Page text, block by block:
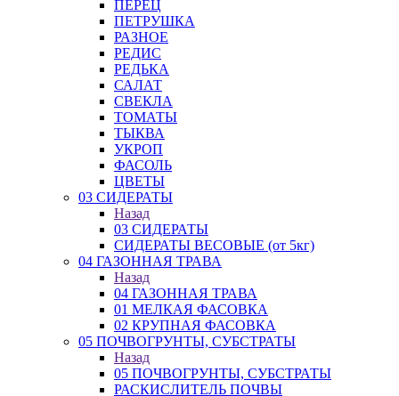
ПЕРЕЦ
ПЕТРУШКА
РАЗНОЕ
РЕДИС
РЕДЬКА
САЛАТ
СВЕКЛА
ТОМАТЫ
ТЫКВА
УКРОП
ФАСОЛЬ
ЦВЕТЫ
03 СИДЕРАТЫ
Назад
03 СИДЕРАТЫ
СИДЕРАТЫ ВЕСОВЫЕ (от 5кг)
04 ГАЗОННАЯ ТРАВА
Назад
04 ГАЗОННАЯ ТРАВА
01 МЕЛКАЯ ФАСОВКА
02 КРУПНАЯ ФАСОВКА
05 ПОЧВОГРУНТЫ, СУБСТРАТЫ
Назад
05 ПОЧВОГРУНТЫ, СУБСТРАТЫ
РАСКИСЛИТЕЛЬ ПОЧВЫ